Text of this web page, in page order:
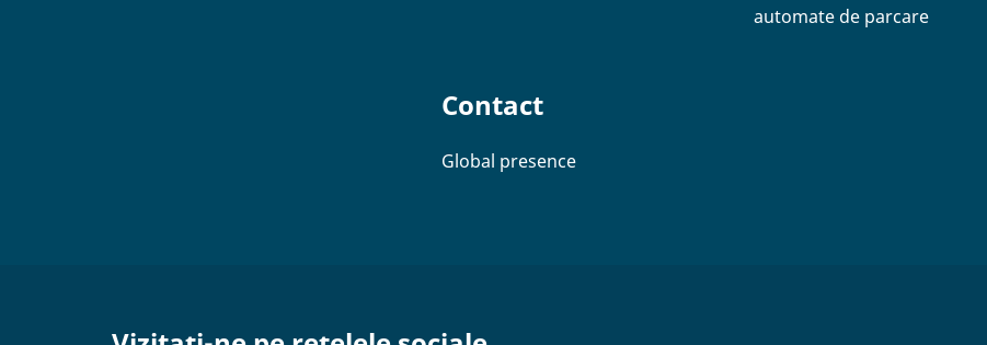
automate de parcare
Contact
Global presence